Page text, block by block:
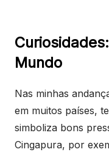
Mundo
Nas minhas
em muitos países,
simboliza bons
Cingapura, por